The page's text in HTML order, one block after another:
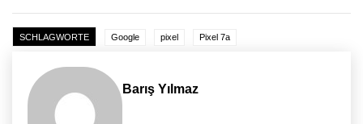
SCHLAGWORTE Google pixel Pixel 7a
Barış Yılmaz